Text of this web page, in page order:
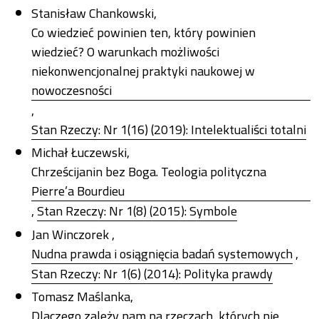
Stanisław Chankowski,
Co wiedzieć powinien ten, który powinien
wiedzieć? O warunkach możliwości
niekonwencjonalnej praktyki naukowej w
nowoczesności
,
Stan Rzeczy: Nr 1(16) (2019): Intelektualiści totalni
Michał Łuczewski,
Chrześcijanin bez Boga. Teologia polityczna
Pierre’a Bourdieu
,Stan Rzeczy: Nr 1(8) (2015): Symbole
Jan Winczorek ,
Nudna prawda i osiągnięcia badań systemowych,
Stan Rzeczy: Nr 1(6) (2014): Polityka prawdy
Tomasz Maślanka,